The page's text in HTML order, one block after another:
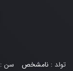
تولد : نامشخص سن :